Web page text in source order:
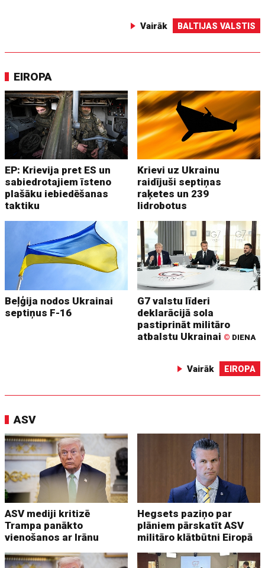
Vairāk BALTIJAS VALSTIS
EIROPA
EP: Krievija pret ES un
sabiedrotajiem īsteno
plašāku iebiedēšanas
taktiku
Krievi uz Ukrainu
raidījuši septiņas
raķetes un 239
lidrobotus
Beļģija nodos Ukrainai
septiņus F-16
G7 valstu līderi
deklarācijā sola
pastiprināt militāro
atbalstu Ukrainai © DIENA
Vairāk EIROPA
ASV
ASV mediji kritizē
Trampa panākto
vienošanos ar Irānu
Hegsets paziņo par
plāniem pārskatīt ASV
militāro klātbūtni Eiropā